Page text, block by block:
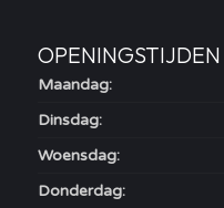
OPENINGSTIJDEN
Maandag:
Dinsdag:
Woensdag:
Donderdag: